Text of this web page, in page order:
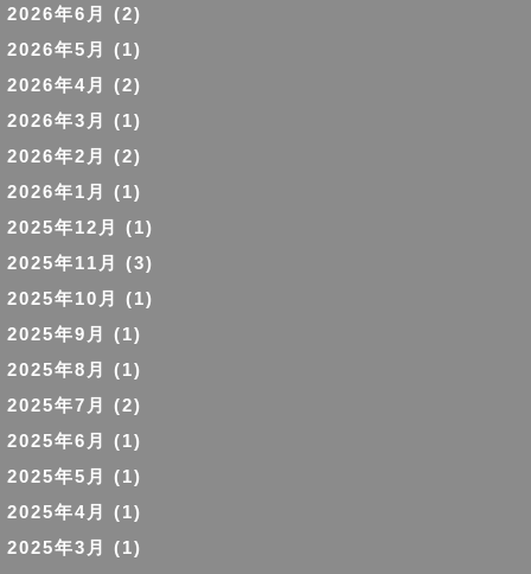
2026年6月
(2)
2026年5月
(1)
2026年4月
(2)
2026年3月
(1)
2026年2月
(2)
2026年1月
(1)
2025年12月
(1)
2025年11月
(3)
2025年10月
(1)
2025年9月
(1)
2025年8月
(1)
2025年7月
(2)
2025年6月
(1)
2025年5月
(1)
2025年4月
(1)
2025年3月
(1)